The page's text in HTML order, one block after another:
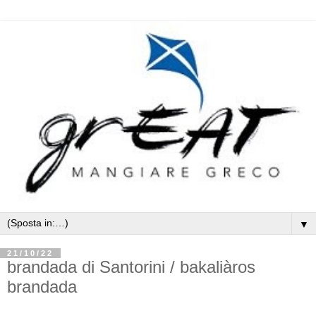
▼
21/10/22
brandada di Santorini / bakaliàros
brandada